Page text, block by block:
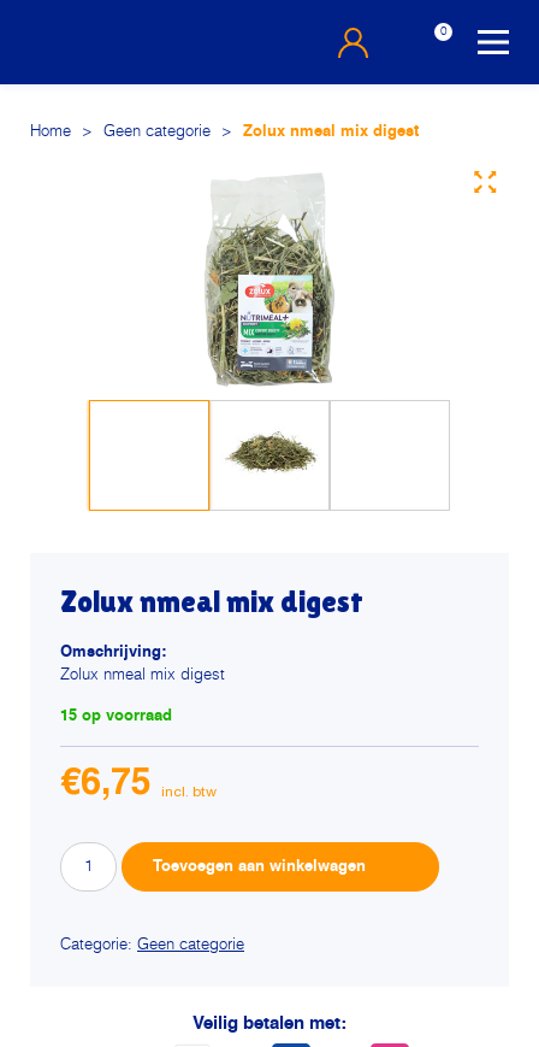
0
Home > Geen categorie > Zolux nmeal mix digest
Zolux nmeal mix digest
Omschrijving:
Zolux nmeal mix digest
15 op voorraad
€6,75
Zolux
nmeal
digest
Toevoegen aan winkelwagen
Categorie: Geen categorie
Veilig betalen met: